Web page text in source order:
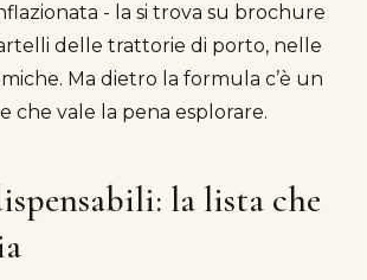
- la si trova su brochure
delle trattorie di porto, nelle
Ma dietro la formula c’è un
che vale la pena esplorare.
la lista che